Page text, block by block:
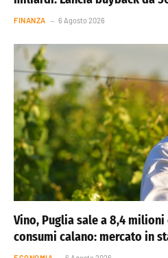
FINANZA 6 Agosto 2026
Vino, Puglia sale a 8,4
consumi calano: mercato in